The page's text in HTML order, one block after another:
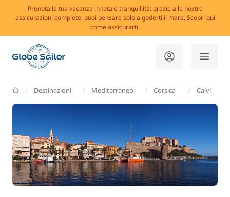
Prenota la tua vacanza in totale tranquillità: grazie alle nostre
assicurazioni complete, puoi pensare solo a goderti il mare. Scopri qui
come assicurarti.
GlobeSailor
Destinazioni Mediterraneo Corsica Calvi